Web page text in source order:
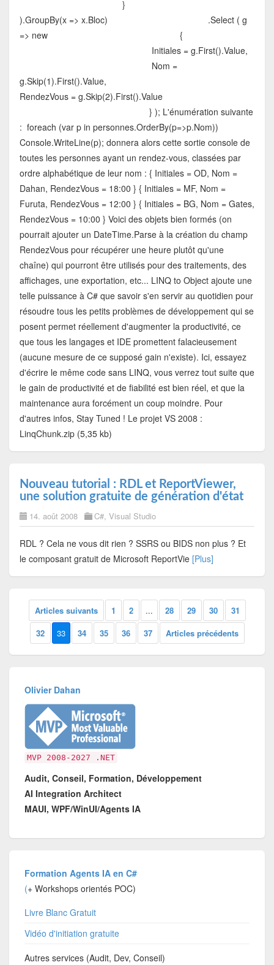
}
).GroupBy(x => x.Bloc) .Select ( g
=> new {
Initiales = g.First().Value,
Nom =
g.Skip(1).First().Value,
RendezVous = g.Skip(2).First().Value
} ); L'énumération suivante
: foreach (var p in personnes.OrderBy(p=>p.Nom))
Console.WriteLine(p); donnera alors cette sortie console de
toutes les personnes ayant un rendez-vous, classées par
ordre alphabétique de leur nom : { Initiales = OD, Nom =
Dahan, RendezVous = 18:00 } { Initiales = MF, Nom =
Furuta, RendezVous = 12:00 } { Initiales = BG, Nom = Gates,
RendezVous = 10:00 } Voici des objets bien formés (on
pourrait ajouter un DateTime.Parse à la création du champ
RendezVous pour récupérer une heure plutôt qu'une
chaîne) qui pourront être utilisés pour des traitements, des
affichages, une exportation, etc... LINQ to Object ajoute une
telle puissance à C# que savoir s'en servir au quotidien pour
résoudre tous les petits problèmes de développement qui se
posent permet réellement d'augmenter la productivité, ce
que tous les langages et IDE promettent falacieusement
(aucune mesure de ce supposé gain n'existe). Ici, essayez
d'écrire le même code sans LINQ, vous verrez tout suite que
le gain de productivité et de fiabilité est bien réel, et que la
maintenance aura forcément un coup moindre. Pour
d'autres infos, Stay Tuned ! Le projet VS 2008 :
LinqChunk.zip (5,35 kb)
Nouveau tutorial : RDL et ReportViewer,
une solution gratuite de génération d'état
14. août 2008 C#, Visual Studio
RDL ? Cela ne vous dit rien ? SSRS ou BIDS non plus ? Et
le composant gratuit de Microsoft ReportVie [Plus]
Articles suivants 1 2 ... 28 29 30
31
32
33 34 35 36 37 Articles précédents
Olivier Dahan
MVP 2008-2027 .NET
Audit, Conseil, Formation, Développement
AI Integration Architect
MAUI, WPF/WinUI/Agents IA
Formation Agents IA en C#
(+ Workshops orientés POC)
Livre Blanc Gratuit
Vidéo d'initiation gratuite
Autres services (Audit, Dev, Conseil)